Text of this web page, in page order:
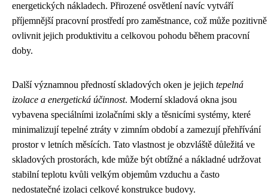
energetických nákladech. Přirozené osvětlení navíc vytváří
příjemnější pracovní prostředí pro zaměstnance, což může pozitivně
ovlivnit jejich produktivitu a celkovou pohodu během pracovní
doby.
Další významnou předností skladových oken je jejich tepelná
izolace a energetická účinnost. Moderní skladová okna jsou
vybavena speciálními izolačními skly a těsnicími systémy, které
minimalizují tepelné ztráty v zimním období a zamezují přehřívání
prostor v letních měsících. Tato vlastnost je obzvláště důležitá ve
skladových prostorách, kde může být obtížné a nákladné udržovat
stabilní teplotu kvůli velkým objemům vzduchu a často
nedostatečné izolaci celkové konstrukce budovy.